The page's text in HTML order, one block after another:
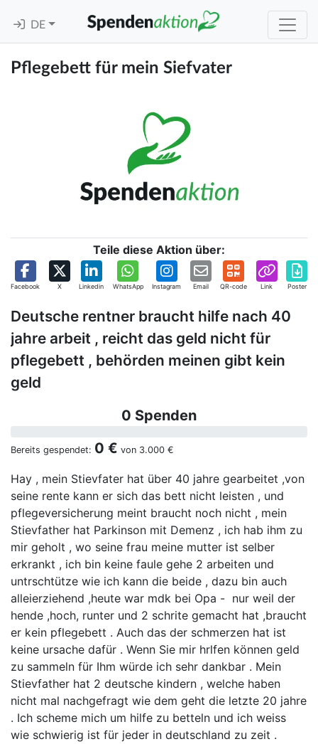
DE
Pflegebett für mein Siefvater
Teile diese Aktion über:
Facebook X Linkedin WhatsApp Instagram Email QR-code Link Poster
Deutsche rentner braucht hilfe nach 40
jahre arbeit , reicht das geld nicht für
pflegebett , behörden meinen gibt kein
geld
0 Spenden
Bereits gespendet: 0 € von 3.000 €
Hay , mein Stievfater hat über 40 jahre gearbeitet ,von
seine rente kann er sich das bett nicht leisten , und
pflegeversicherung meint braucht noch nicht , mein
Stievfather hat Parkinson mit Demenz , ich hab ihm zu
mir geholt , wo seine frau meine mutter ist selber
erkrankt , ich bin keine faule gehe 2 arbeiten und
untrschtütze wie ich kann die beide , dazu bin auch
alleierziehend ,heute war mdk bei Opa - nur weil der
hende ,hoch, runter und 2 schrite gemacht hat ,braucht
er kein pflegebett . Auch das der schmerzen hat ist
keine ursache dafür . Wenn Sie mir hrlfen können geld
zu sammeln für Ihm würde ich sehr dankbar . Mein
Stievfather hat 2 deutsche kindern , welche haben
nicht mal nachgefragt wie dem geht die letzte 20 jahre
. Ich scheme mich um hilfe zu betteln und ich weiss
wie schwierig ist für jeder in deutschland zu zeit .